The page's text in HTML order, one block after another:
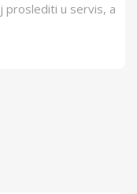
proslediti u servis, a